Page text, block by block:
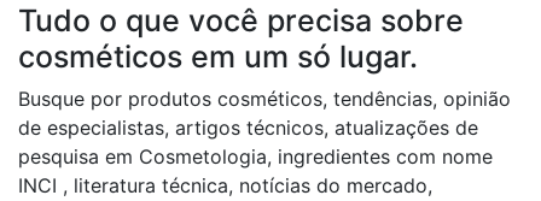
Tudo o que você precisa sobre
cosméticos em um só lugar.
Busque por produtos cosméticos, tendências, opinião
de especialistas, artigos técnicos, atualizações de
pesquisa em Cosmetologia, ingredientes com nome
INCI , literatura técnica, notícias do mercado,